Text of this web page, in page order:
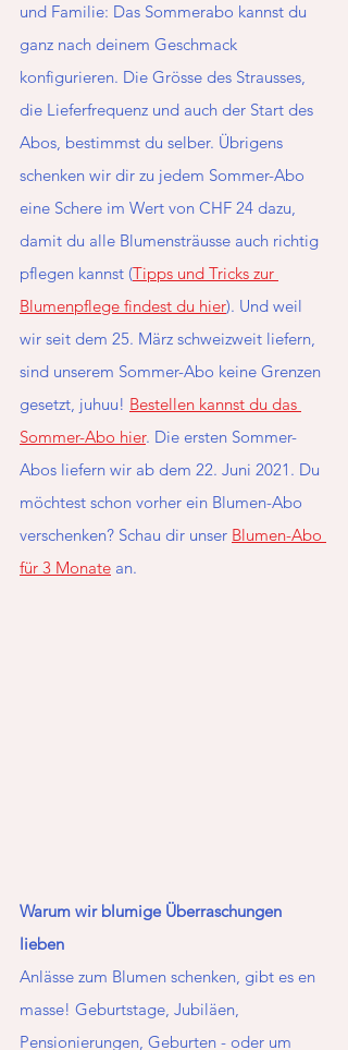
und Familie: Das Sommerabo kannst du
ganz nach deinem Geschmack
konfigurieren. Die Grösse des Strausses,
die Lieferfrequenz und auch der Start des
Abos, bestimmst du selber. Übrigens
schenken wir dir zu jedem Sommer-Abo
eine Schere im Wert von CHF 24 dazu,
damit du alle Blumensträusse auch richtig
pflegen kannst (Tipps und Tricks zur
Blumenpflege findest du hier). Und weil
wir seit dem 25. März schweizweit liefern,
sind unserem Sommer-Abo keine Grenzen
gesetzt, juhuu! Bestellen kannst du das
Sommer-Abo hier. Die ersten Sommer-
Abos liefern wir ab dem 22. Juni 2021. Du
möchtest schon vorher ein Blumen-Abo
verschenken? Schau dir unser Blumen-Abo
für 3 Monate an.
Warum wir blumige Überraschungen
lieben
Anlässe zum Blumen schenken, gibt es en
masse! Geburtstage, Jubiläen,
Pensionierungen, Geburten - oder um